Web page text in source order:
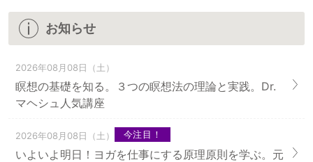
お知らせ
2026年08月08日（土）
瞑想の基礎を知る。３つの瞑想法の理論と実践。Dr.
マヘシュ人気講座
2026年08月08日（土） 今注目！
いよいよ明日！ヨガを仕事にする原理原則を学ぶ。元